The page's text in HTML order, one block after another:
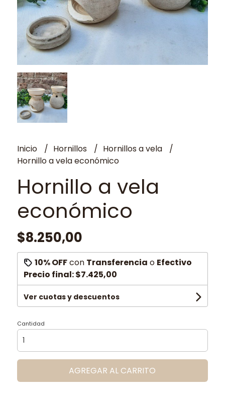
Inicio Hornillos
Hornillos a vela
Hornillo a vela económico
Hornillo a vela
económico
$8.250,00
10% OFFcon Transferencia o Efectivo
Precio final:$7.425,00
Ver cuotas y descuentos
Cantidad
AGREGAR AL CARRITO